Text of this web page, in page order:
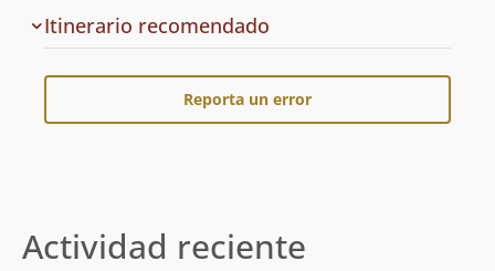
Cuál
es
Itinerario recomendado
Reporta un error
Actividad reciente